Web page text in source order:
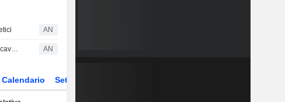
AN
Confinvest Oro chiude un semestre con ricavi in aumento dell'80% AN
Calendario Settore